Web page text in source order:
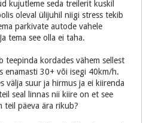
kujutleme seda treilerit kuskil
oleval ülijuhil niigi stress tekib
parkivate autode vahele
tema see olla ei taha.
teepinda kordades vähem sellest
enamasti 30+ või isegi 40km/h.
välja suur ja hirmus ja ei kiirenda
seal linnas nii kiire on et see
teil päeva ära rikub?